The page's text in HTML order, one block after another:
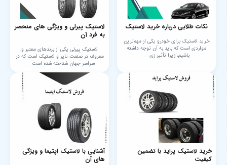
نکات طلایی درباره خرید لاستیک
خرید لاستیک برای خودرو یکی از مهم‌ترین
مواردی است که باید به آن توجه داشته
باشیم، زیرا تأثیر زی ...
لاستیک پیرلی و ویژگی های منحصر
به فرد آن
لاستیک پیرلی یکی از برندهای معتبر و
معروف در صنعت تایر و لاستیک است که در
سراسر جهان شناخته شده است. ...
خرید لاستیک پراید با تضمین
کیفیت
آشنایی با لاستیک اپتیما و ویژگی
های آن